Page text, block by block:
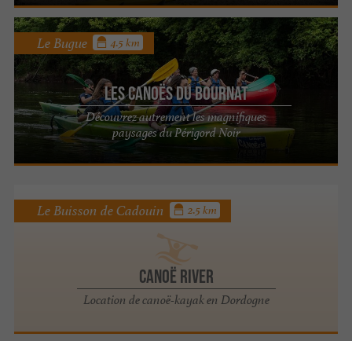
Les Canoës Du Bournat
Découvrez autrement les magnifiques
paysages du Périgord Noir
Le Bugue 4.5 km
Canoë River
Location de canoë-kayak en Dordogne
Le Buisson de Cadouin 2.5 km